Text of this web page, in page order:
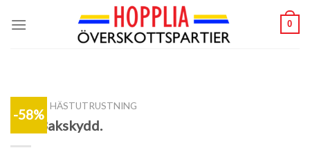
0
-58%
HÄSTUTRUSTNING
Lyx- Bakskydd.